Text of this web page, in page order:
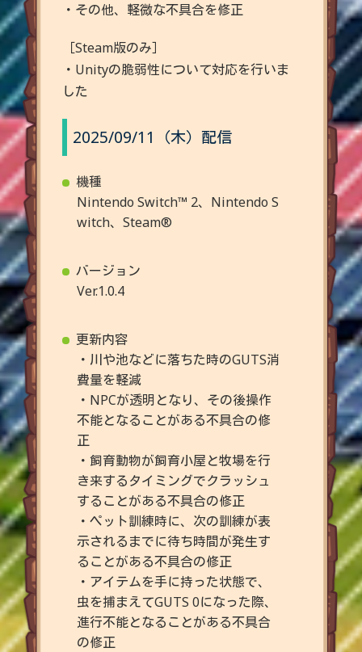
・その他、軽微な不具合を修正
［Steam版のみ］
・Unityの脆弱性について対応を行いま
した
2025/09/11（木）配信
機種
Nintendo Switch™ 2、Nintendo S
witch、Steam®
バージョン
Ver.1.0.4
更新内容
・川や池などに落ちた時のGUTS消
費量を軽減
・NPCが透明となり、その後操作
不能となることがある不具合の修
正
・飼育動物が飼育小屋と牧場を行
き来するタイミングでクラッシュ
することがある不具合の修正
・ペット訓練時に、次の訓練が表
示されるまでに待ち時間が発生す
ることがある不具合の修正
・アイテムを手に持った状態で、
虫を捕まえてGUTS 0になった際、
進行不能となることがある不具合
の修正